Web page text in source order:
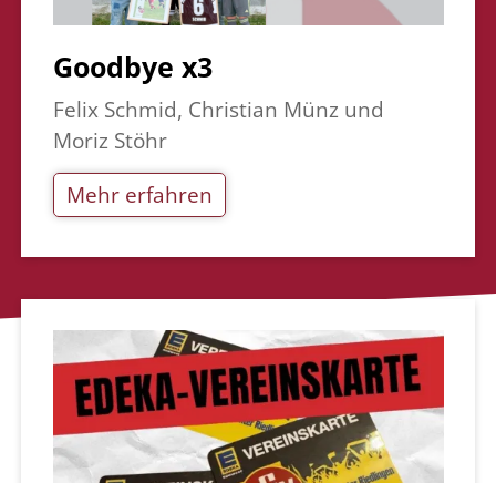
Goodbye x3
Felix Schmid, Christian Münz und
Moriz Stöhr
Mehr erfahren